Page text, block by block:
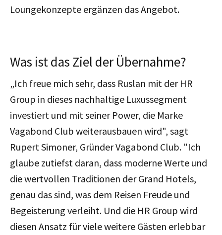
Loungekonzepte ergänzen das Angebot.
Was ist das Ziel der Übernahme?
„Ich freue mich sehr, dass Ruslan mit der HR
Group in dieses nachhaltige Luxussegment
investiert und mit seiner Power, die Marke
Vagabond Club weiterausbauen wird", sagt
Rupert Simoner, Gründer Vagabond Club. "Ich
glaube zutiefst daran, dass moderne Werte und
die wertvollen Traditionen der Grand Hotels,
genau das sind, was dem Reisen Freude und
Begeisterung verleiht. Und die HR Group wird
diesen Ansatz für viele weitere Gästen erlebbar